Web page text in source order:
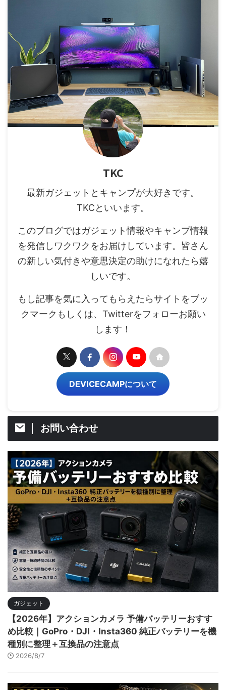
TKC
最新ガジェットとキャンプが大好きです。
TKCといいます。
このブログではガジェット情報やキャンプ情報
を発信しワクワクをお届けしています。皆さん
の新しい気付きや意思決定の助けになれたら嬉
しいです。
もし記事を気に入ってもらえたらサイトをブッ
クマークもしくは、Twitterをフォローお願い
します！
DEVICECAMPについて
お問い合わせ
ガジェット
【2026年】アクションカメラ 予備バッテリーおすす
め比較｜GoPro・DJI・Insta360 純正バッテリーを機
種別に整理＋互換品の注意点
2026/8/7